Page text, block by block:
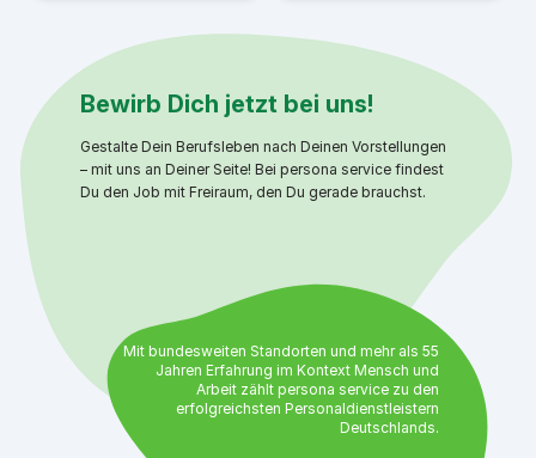
Bewirb Dich jetzt bei uns!
Gestalte Dein Berufsleben nach Deinen Vorstellungen
– mit uns an Deiner Seite! Bei persona service findest
Du den Job mit Freiraum, den Du gerade brauchst.
Mit bundesweiten Standorten und mehr als 55
Jahren Erfahrung im Kontext Mensch und
Arbeit zählt persona service zu den
erfolgreichsten Personaldienstleistern
Deutschlands.